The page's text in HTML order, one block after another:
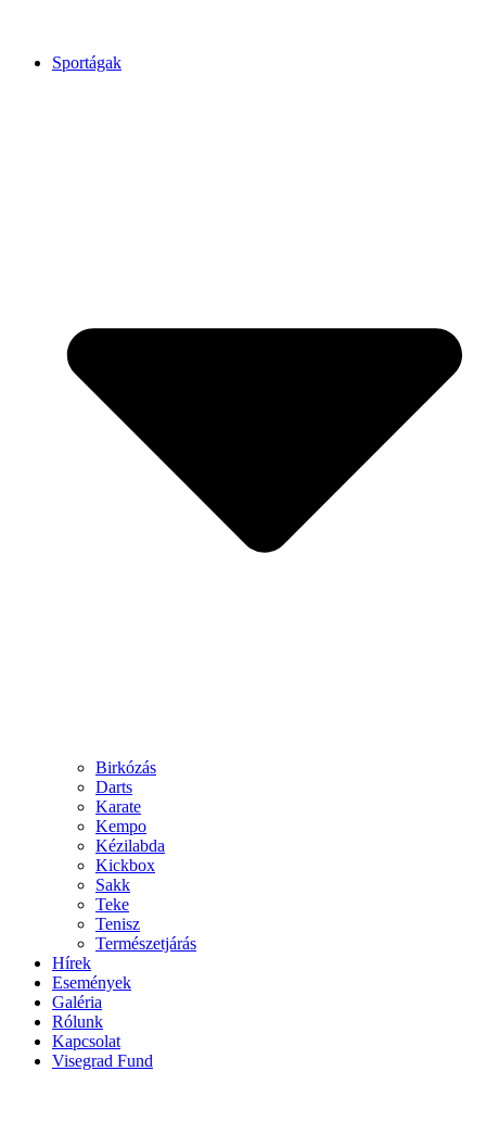
Sportágak
Birkózás
Darts
Karate
Kempo
Kézilabda
Kickbox
Sakk
Teke
Tenisz
Természetjárás
Hírek
Események
Galéria
Rólunk
Kapcsolat
Visegrad Fund